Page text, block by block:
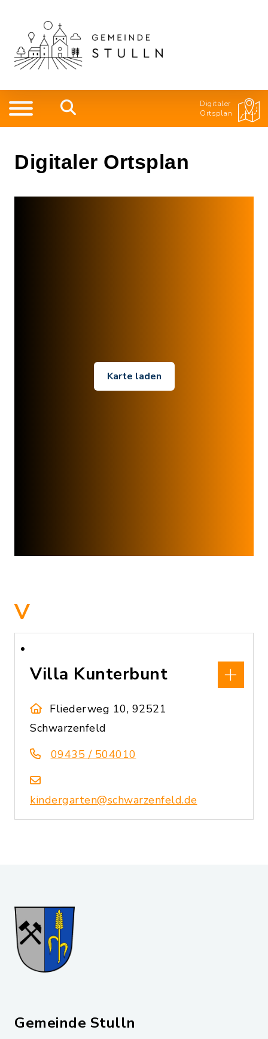
Digitaler
Ortsplan
Digitaler Ortsplan
Karte laden
V
Villa Kunterbunt
Fliederweg 10, 92521
Schwarzenfeld
09435 / 504010
kindergarten@schwarzenfeld.de
Gemeinde Stulln